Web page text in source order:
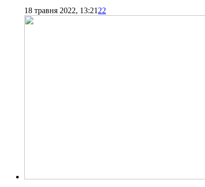
18 травня 2022, 13:2122